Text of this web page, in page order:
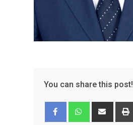
You can share this post!